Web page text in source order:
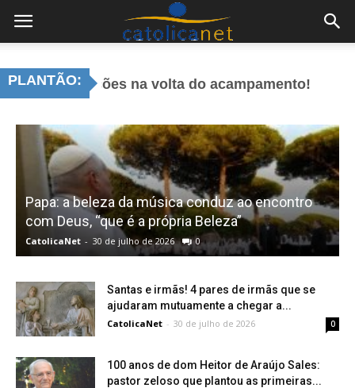
PLANTÃO:na volta do acampamento! Santas e
Papa: a beleza da música conduz ao encontro
com Deus, “que é a própria Beleza”
CatolicaNet - 30 de julho de 2026 0
Santas e irmãs! 4 pares de irmãs que se
ajudaram mutuamente a chegar a...
CatolicaNet - 30 de julho de 2026 0
100 anos de dom Heitor de Araújo Sales:
pastor zeloso que plantou as primeiras...